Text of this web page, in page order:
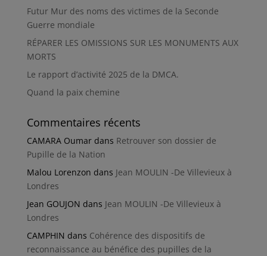
Futur Mur des noms des victimes de la Seconde
Guerre mondiale
RÉPARER LES OMISSIONS SUR LES MONUMENTS AUX
MORTS
Le rapport d’activité 2025 de la DMCA.
Quand la paix chemine
Commentaires récents
CAMARA Oumardans Retrouver son dossier de
Pupille de la Nation
Malou Lorenzon dans Jean MOULIN -De Villevieux à
Londres
Jean GOUJON dans Jean MOULIN -De Villevieux à
Londres
CAMPHIN dans Cohérence des dispositifs de
reconnaissance au bénéfice des pupilles de la